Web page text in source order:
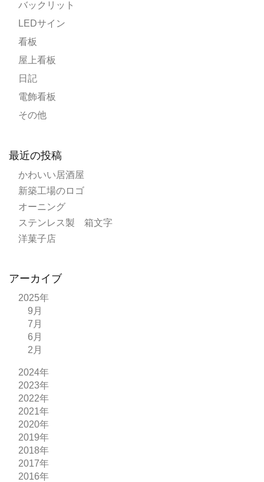
バックリット
LEDサイン
看板
屋上看板
日記
電飾看板
その他
最近の投稿
かわいい居酒屋
新築工場のロゴ
オーニング
ステンレス製 箱文字
洋菓子店
アーカイブ
2025年
9月
7月
6月
2月
2024年
2023年
2022年
2021年
2020年
2019年
2018年
2017年
2016年